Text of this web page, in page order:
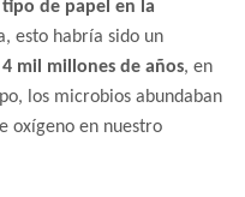
de papel en la
esto habría sido un
mil millones de años, en
los microbios abundaban
oxígeno en nuestro